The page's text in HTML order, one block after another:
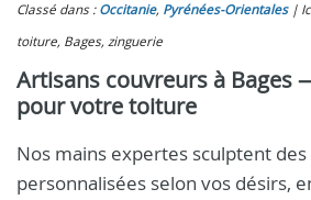
Classé dans : Occitanie, Pyrénées-Orientales
toiture, Bages, zinguerie
Artisans couvreurs à Bages
pour votre toiture
Nos mains expertes sculptent
personnalisées selon vos désirs,